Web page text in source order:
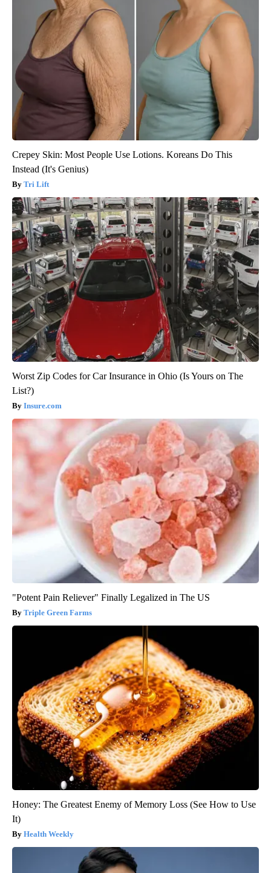
Crepey Skin: Most People Use Lotions. Koreans Do This
Instead (It's Genius)
Tri Lift
Worst Zip Codes for Car Insurance in Ohio (Is Yours on The
List?)
Insure.com
"Potent Pain Reliever" Finally Legalized in The US
Triple Green Farms
Honey: The Greatest Enemy of Memory Loss (See How to Use
It)
Health Weekly